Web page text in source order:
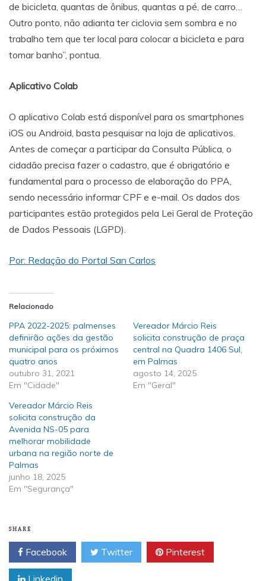
de bicicleta, quantas de ônibus, quantas a pé, de carro…
Outro ponto, não adianta ter ciclovia sem sombra e no
trabalho tem que ter local para colocar a bicicleta e para
tomar banho”, pontua.
Aplicativo Colab
O aplicativo Colab está disponível para os smartphones
iOS ou Android, basta pesquisar na loja de aplicativos.
Antes de começar a participar da Consulta Pública, o
cidadão precisa fazer o cadastro, que é obrigatório e
fundamental para o processo de elaboração do PPA,
sendo necessário informar CPF e e-mail. Os dados dos
participantes estão protegidos pela Lei Geral de Proteção
de Dados Pessoais (LGPD).
Por: Redação do Portal San Carlos
Relacionado
PPA 2022-2025: palmenses
definirão ações da gestão
municipal para os próximos
quatro anos
outubro 31, 2021
Em "Cidade"
Vereador Márcio Reis
solicita construção de praça
central na Quadra 1406 Sul,
em Palmas
agosto 14, 2025
Em "Geral"
Vereador Márcio Reis
solicita construção da
Avenida NS-05 para
melhorar mobilidade
urbana na região norte de
Palmas
junho 18, 2025
Em "Segurança"
SHARE
Facebook Twitter Pinterest